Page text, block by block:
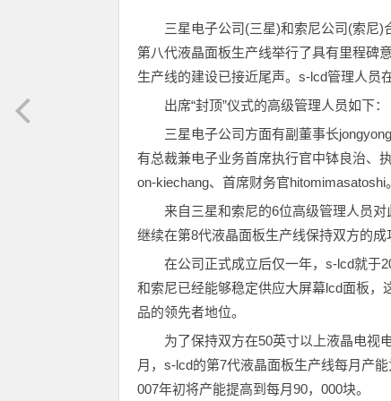
三星电子公司(三星)和索尼公司(索尼
第八代液晶面板生产线举行了具有里程碑
生产线的建设已接近尾声。s-lcd管理人员
出席“封顶”仪式的高级管理人员如下：
三星电子公司方面有副董事长
有总裁兼电子业务首席执行官中钵良治、
on-kiechang、首席财务官hitomimasatoshi。
来自三星和索尼的6位高级管理人员
继续在第8代液晶面板生产线保持双方的成
在公司正式成立后仅一年，s-lcd就于
和索尼已经能够稳定供应大屏幕lcd面板，
品的领先者地位。
为了保持双方在50英寸以上液晶电视
月，s-lcd的第7代液晶面板生产线每月产
007年初将产能提高到每月90，000块。